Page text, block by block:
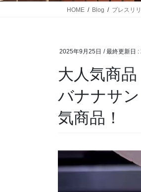
HOME Blog プレスリ
2025年9月25日 / 最終更新日 :
大人気商品
バナナサ
気商品！